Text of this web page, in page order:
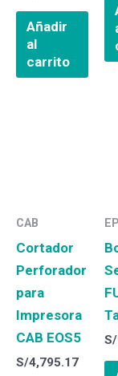
Añadir
al
carrito
CAB
Cortador
Perforador
para
Impresora
CAB EOS5
S/4,795.17
S/